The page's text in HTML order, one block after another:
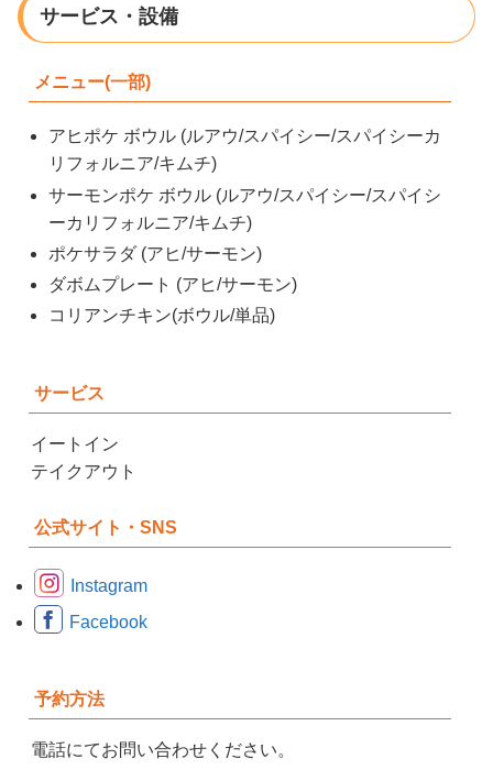
サービス・設備
メニュー(一部)
アヒポケ ボウル (ルアウ/スパイシー/スパイシーカ
リフォルニア/キムチ)
サーモンポケ ボウル (ルアウ/スパイシー/スパイシ
ーカリフォルニア/キムチ)
ポケサラダ (アヒ/サーモン)
ダボムプレート (アヒ/サーモン)
コリアンチキン(ボウル/単品)
サービス
イートイン
テイクアウト
公式サイト・SNS
Instagram
Facebook
予約方法
電話にてお問い合わせください。